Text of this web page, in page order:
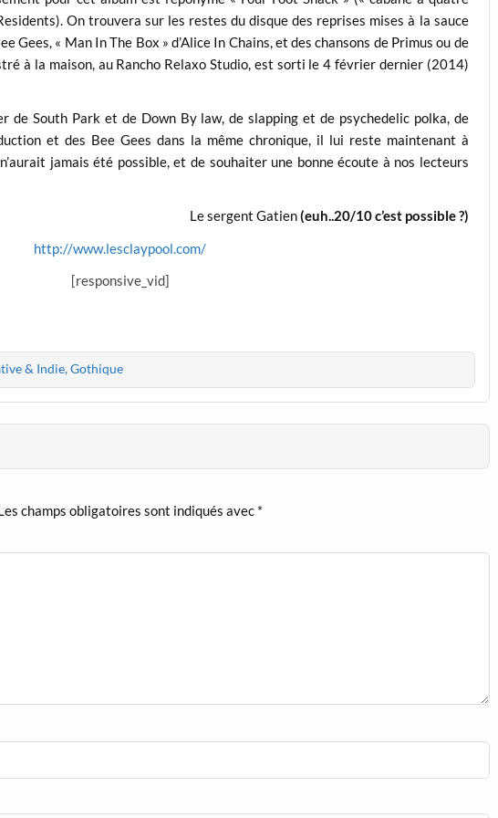
On trouvera sur les restes du disque des reprises mises à la sauce
Gees, « Man In The Box » d’Alice In Chains, et des chansons de Primus ou de
à la maison, au Rancho Relaxo Studio, est sorti le 4 février dernier (2014)
de South Park et de Down By law, de slapping et de psychedelic polka, de
et des Bee Gees dans la même chronique, il lui reste maintenant à
jamais été possible, et de souhaiter une bonne écoute à nos lecteurs
Le sergent Gatien(euh..20/10 c’est possible ?)
http://www.lesclaypool.com/
[responsive_vid]
& Indie, Gothique
champs obligatoires sont indiqués avec *